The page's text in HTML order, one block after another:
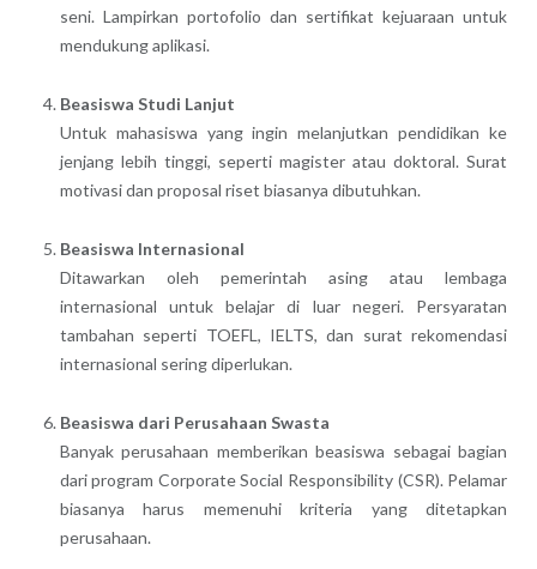
seni. Lampirkan portofolio dan sertifikat kejuaraan untuk
mendukung aplikasi.
Beasiswa Studi Lanjut
Untuk mahasiswa yang ingin melanjutkan pendidikan ke
jenjang lebih tinggi, seperti magister atau doktoral. Surat
motivasi dan proposal riset biasanya dibutuhkan.
Beasiswa Internasional
Ditawarkan oleh pemerintah asing atau lembaga
internasional untuk belajar di luar negeri. Persyaratan
tambahan seperti TOEFL, IELTS, dan surat rekomendasi
internasional sering diperlukan.
Beasiswa dari Perusahaan Swasta
Banyak perusahaan memberikan beasiswa sebagai bagian
dari program Corporate Social Responsibility (CSR). Pelamar
biasanya harus memenuhi kriteria yang ditetapkan
perusahaan.